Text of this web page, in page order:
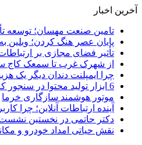
آخرین اخبار
تامین صنعت مهسان؛ توسعه
پایان عصر هنگ کردن؛ وبلین
تأثیر فضای مجازی بر
از شهرک غرب تا سمعک کاج
چرا ایمپلنت دندان دیگر یک
6 ابزار تولید محتوا در سنجور که هر نویسنده به آن‌ها نیاز دارد
موتور هوشمند سازگاری خرما
آینده ارتباطات آنلاین؛ چرا
دکتر حاتمی در نخستین
نقش حیاتی امداد خودرو و